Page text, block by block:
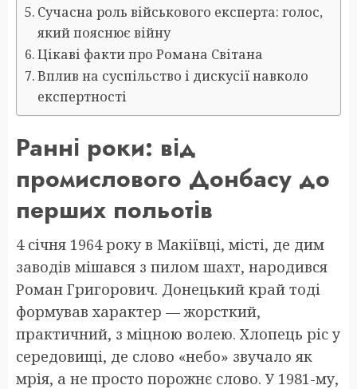
Сучасна роль військового експерта: голос,
який пояснює війну
Цікаві факти про Романа Світана
Вплив на суспільство і дискусії навколо
експертності
Ранні роки: від
промислового Донбасу до
перших польотів
4 січня 1964 року в Макіївці, місті, де дим
заводів мішався з пилом шахт, народився
Роман Григорович. Донецький край тоді
формував характер — жорсткий,
практичний, з міцною волею. Хлопець ріс у
середовищі, де слово «небо» звучало як
мрія, а не просто порожнє слово. У 1981-му,